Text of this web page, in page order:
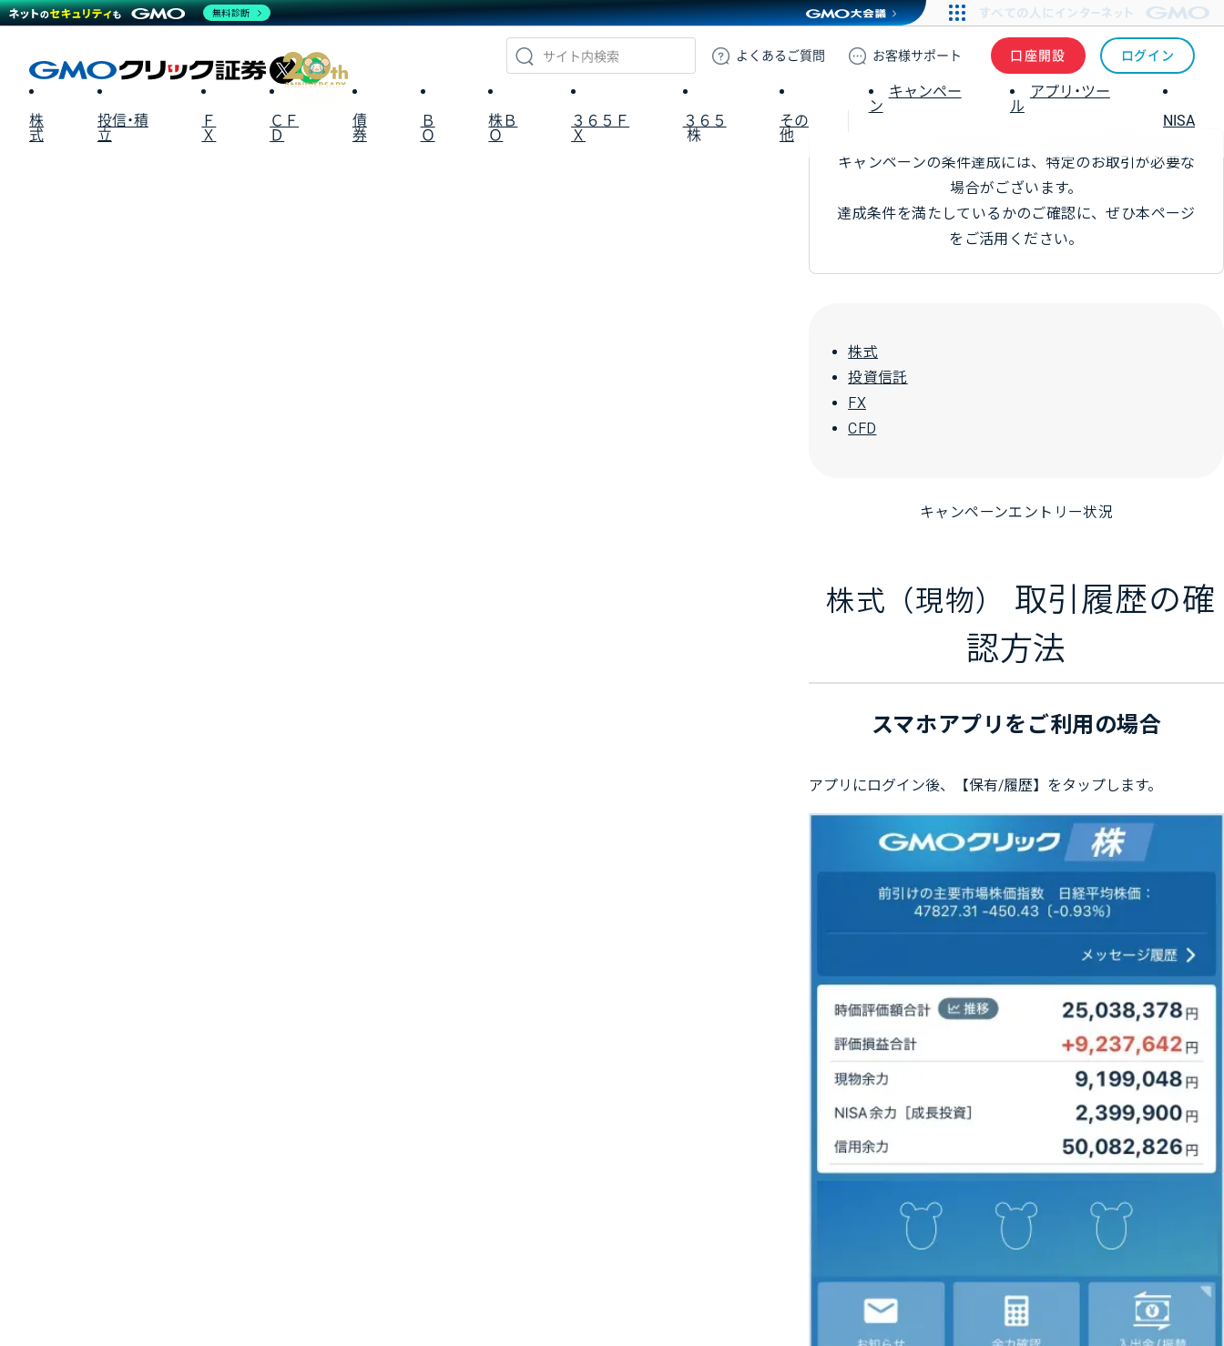
GMOクリック証券
よくある ご質問 お客様サポート 口座開設 ログイン
X
株
式
投信・積
立
Ｆ
Ｘ
ＣＦ
Ｄ
債
券
Ｂ
Ｏ
株Ｂ
Ｏ
３６５Ｆ
Ｘ
３６５
株
その
他
キャンペー
ン
アプリ・ツー
ル
NISA
キャンペーンの条件達成には、特定のお取引が必要な
場合がございます。
達成条件を満たしているかのご確認に、ぜひ本ページ
をご活用ください。
株式
投資信託
FX
CFD
キャンペーンエントリー状況
株式（現物）
取引履歴の確
認方法
スマホアプリをご利用の場合
アプリにログイン後、【保有/履歴】をタップします。
無料診断